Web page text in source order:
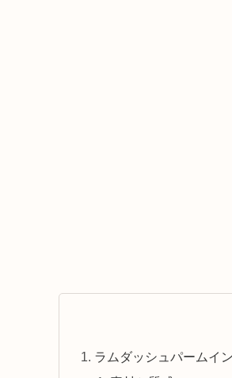
ラムダッシュパームイ